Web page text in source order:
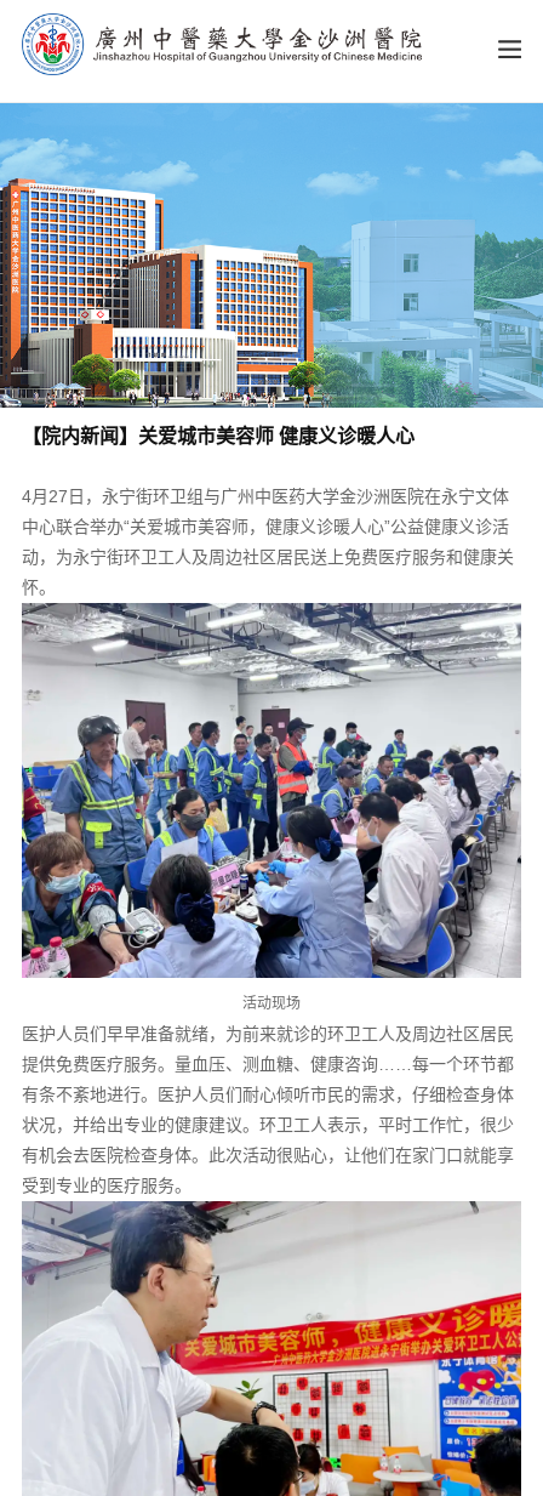
【院内新闻】关爱城市美容师 健康义诊暖人心
4月27日，永宁街环卫组与广州中医药大学金沙洲医院在永宁文体
中心联合举办“关爱城市美容师，健康义诊暖人心”公益健康义诊活
动，为永宁街环卫工人及周边社区居民送上免费医疗服务和健康关
怀。
活动现场
医护人员们早早准备就绪，为前来就诊的环卫工人及周边社区居民
提供免费医疗服务。量血压、测血糖、健康咨询……每一个环节都
有条不紊地进行。医护人员们耐心倾听市民的需求，仔细检查身体
状况，并给出专业的健康建议。环卫工人表示，平时工作忙，很少
有机会去医院检查身体。此次活动很贴心，让他们在家门口就能享
受到专业的医疗服务。